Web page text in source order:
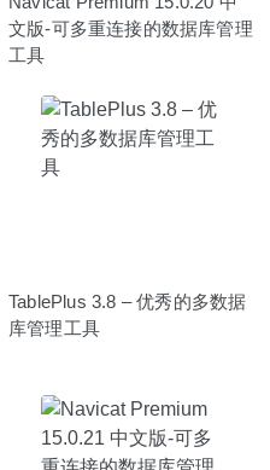
文版-可多重连接的数据库管理
工具
TablePlus 3.8 – 优秀的多数据
库管理工具